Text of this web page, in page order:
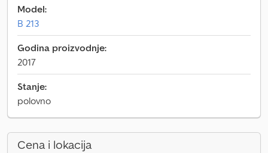
Model:
B 213
Godina proizvodnje:
2017
Stanje:
polovno
Cena i lokacija